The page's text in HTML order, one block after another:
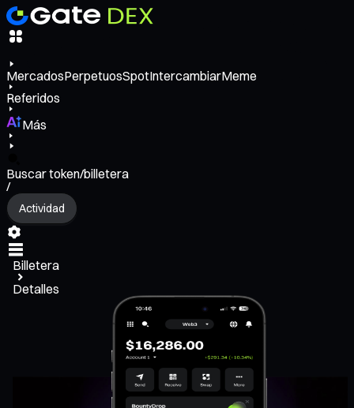
MercadosPerpetuosSpotIntercambiarMeme
Referidos
Más
Buscar token/billetera
/
Actividad
Billetera
Detalles